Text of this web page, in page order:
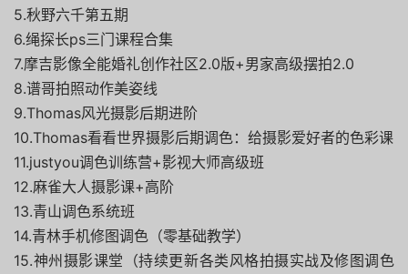
5.秋野六千第五期
6.绳探长ps三门课程合集
7.摩吉影像全能婚礼创作社区2.0版+男家高级摆拍2.0
8.谱哥拍照动作美姿线
9.Thomas风光摄影后期进阶
10.Thomas看看世界摄影后期调色：给摄影爱好者的色彩课
11.justyou调色训练营+影视大师高级班
12.麻雀大人摄影课+高阶
13.青山调色系统班
14.青林手机修图调色（零基础教学）
15.神州摄影课堂（持续更新各类风格拍摄实战及修图调色